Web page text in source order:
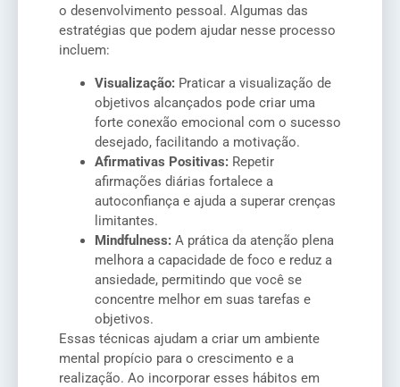
o desenvolvimento pessoal. Algumas das
estratégias que podem ajudar nesse processo
incluem:
Visualização: Praticar a visualização de
objetivos alcançados pode criar uma
forte conexão emocional com o sucesso
desejado, facilitando a motivação.
Afirmativas Positivas: Repetir
afirmações diárias fortalece a
autoconfiança e ajuda a superar crenças
limitantes.
Mindfulness: A prática da atenção plena
melhora a capacidade de foco e reduz a
ansiedade, permitindo que você se
concentre melhor em suas tarefas e
objetivos.
Essas técnicas ajudam a criar um ambiente
mental propício para o crescimento e a
realização. Ao incorporar esses hábitos em